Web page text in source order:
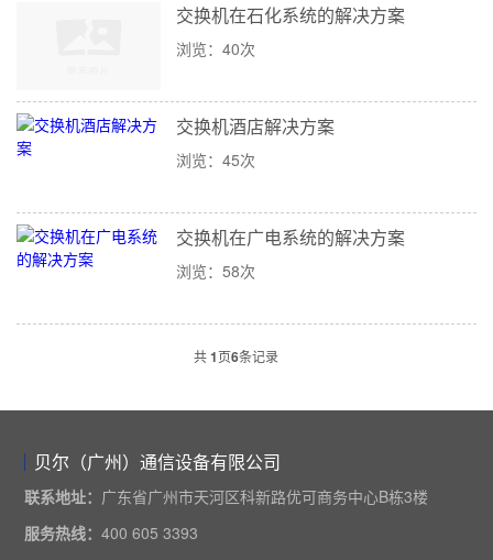
交换机在石化系统的解决方案
浏览：40次
交换机酒店解决方案
浏览：45次
交换机在广电系统的解决方案
浏览：58次
共1页6条记录
贝尔（广州）通信设备有限公司
联系地址： 广东省广州市天河区科新路优可商务中心B栋3楼
服务热线： 400 605 3393